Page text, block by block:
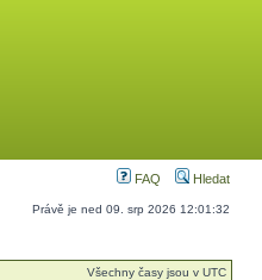
FAQ Hledat
Právě je ned 09. srp 2026 12:01:32
Všechny časy jsou v UTC